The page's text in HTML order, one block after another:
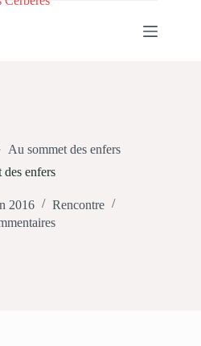
Au sommet des enfers
des enfers
2016
Rencontre